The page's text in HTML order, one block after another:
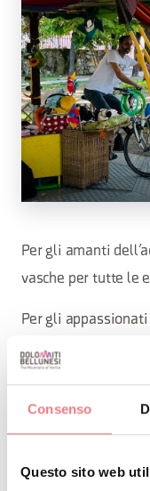
Consenso
Questo sito web
Per gli amanti
vasche per tutte le
Per gli
praticare sport in